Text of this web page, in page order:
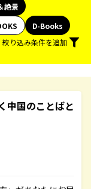
絶景
D-Books
絞り込み条件を追加
中国のことばと